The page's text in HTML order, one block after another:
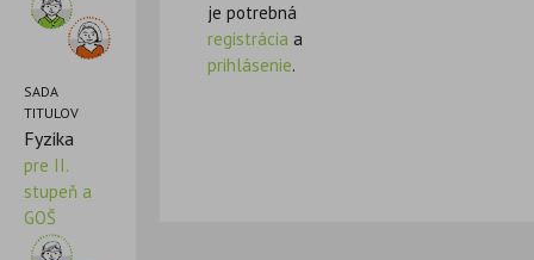
SADA
TITULOV
Fyzika
pre II.
stupeň a
GOŠ
je potrebná
registrácia a
prihlásenie.